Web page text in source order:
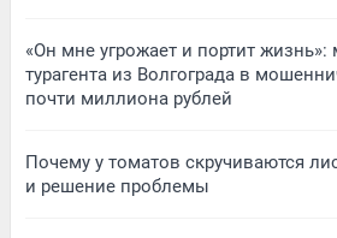
«Он мне угрожает и портит
турагента из Волгограда в
почти миллиона рублей
Почему у томатов скручиваются
и решение проблемы